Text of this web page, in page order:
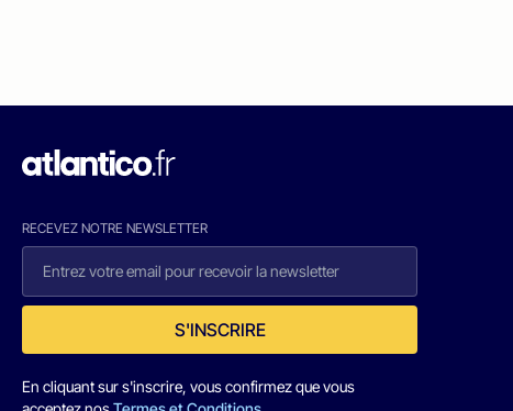
RECEVEZ NOTRE NEWSLETTER
S'INSCRIRE
En cliquant sur s'inscrire, vous confirmez que vous